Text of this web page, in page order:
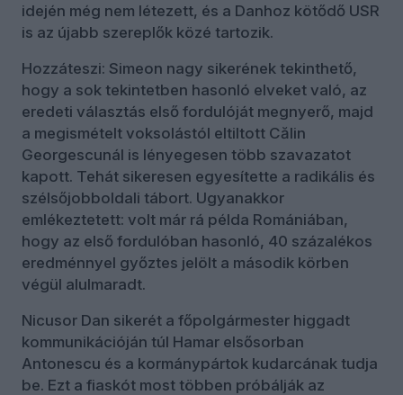
idején még nem létezett, és a Danhoz kötődő USR
is az újabb szereplők közé tartozik.
Hozzáteszi: Simeon nagy sikerének tekinthető,
hogy a sok tekintetben hasonló elveket való, az
eredeti választás első fordulóját megnyerő, majd
a megismételt voksolástól eltiltott Călin
Georgescunál is lényegesen több szavazatot
kapott. Tehát sikeresen egyesítette a radikális és
szélsőjobboldali tábort. Ugyanakkor
emlékeztetett: volt már rá példa Romániában,
hogy az első fordulóban hasonló, 40 százalékos
eredménnyel győztes jelölt a második körben
végül alulmaradt.
Nicusor Dan sikerét a főpolgármester higgadt
kommunikációján túl Hamar elsősorban
Antonescu és a kormánypártok kudarcának tudja
be. Ezt a fiaskót most többen próbálják az